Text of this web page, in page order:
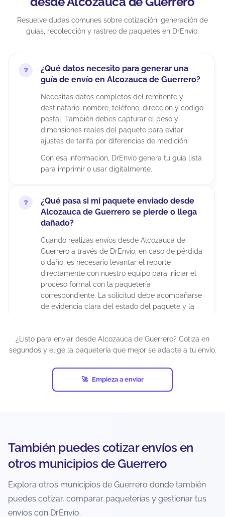
Resuelve dudas comunes sobre cotización, generación de
guías, recolección y rastreo de paquetes en DrEnvío.
¿Qué datos necesito para generar una
guía de envío en Alcozauca de Guerrero?
Necesitas datos completos del remitente y
destinatario: nombre, teléfono, dirección y código
postal. También debes capturar el peso y
dimensiones reales del paquete para evitar
ajustes de tarifa por diferencias de medición.
Con esa información, DrEnvío genera tu guía lista
para imprimir o usar digitalmente.
¿Qué pasa si mi paquete enviado desde
Alcozauca de Guerrero se pierde o llega
dañado?
Cuando realizas envíos desde Alcozauca de
Guerrero a través de DrEnvío, en caso de pérdida
o daño, es necesario levantar el reporte
directamente con nuestro equipo para iniciar el
proceso formal con la paquetería
correspondiente. La solicitud debe acompañarse
de evidencia clara del estado del paquete y la
correspondiente. Es importante considerar que la
aprobación del reembolso depende de la
cada transportista cuenta con sus propios
protocolos de validación.
declarar correctamente el valor real del
contenido.
¿Hay un límite de peso o tamaño para
envíos desde Alcozauca de Guerrero?
¿Listo para enviar desde Alcozauca de Guerrero? Cotiza en
segundos y elige la paquetería que mejor se adapte a tu envío.
Empieza a enviar
También puedes cotizar envíos en
otros municipios de Guerrero
Explora otros municipios de Guerrero donde también
puedes cotizar, comparar paqueterías y gestionar tus
envíos con DrEnvío.